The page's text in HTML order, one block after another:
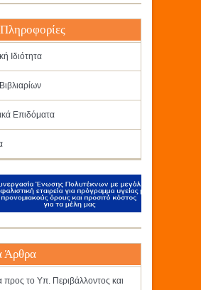
Ιδιότητα
Επιδόματα
Άρθρα
προς το Υπ. Περιβάλλοντος και